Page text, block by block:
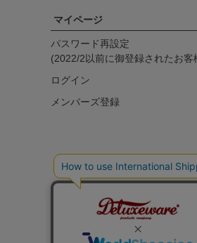
マイページ
パスワード再設定
(2022/2以前に御登録されたお客
ログイン
メンバーズ登録